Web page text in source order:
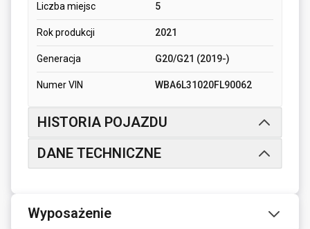
Liczba miejsc 5
Rok produkcji 2021
Generacja G20/G21 (2019-)
Numer VIN WBA6L31020FL90062
HISTORIA POJAZDU
DANE TECHNICZNE
Wyposażenie